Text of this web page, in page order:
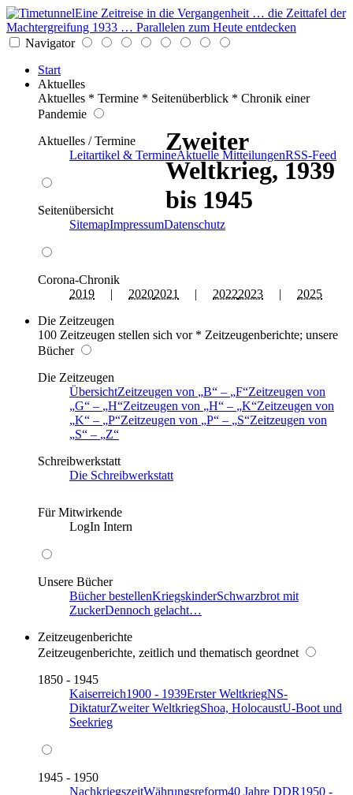
Eine Zeitreise in die Vergangenheit … die Zeittafel der
Machtergreifung 1933 … Parallelen zum Heute entdecken
Navigator
Start
Aktuelles
Aktuelles * Termine * Seitenüberblick * Chronik einer
Pandemie
Aktuelles / Termine
Leitartikel & TermineAktuelle MitteilungenRSS-Feed
Seitenübersicht
SitemapImpressumDatenschutz
Corona-Chronik
2019 | 20202021 | 20222023 | 2025
Die Zeitzeugen
100 Zeitzeugen stellen sich vor * Zeitzeugenberichte; unsere
Bücher
Die Zeitzeugen
ÜbersichtZeitzeugen von B – F Zeitzeugen von
G
– H Zeitzeugen von H – K Zeitzeugen von
K
– P Zeitzeugen von P – S Zeitzeugen von
S
–
Z
Schreibwerkstatt
Die Schreibwerkstatt
Für Mitwirkende
LogIn Intern
Unsere Bücher
Bücher bestellenKriegskinderSchwarzbrot mit
ZuckerDennoch gelacht…
Zeitzeugenberichte
Zeitzeugenberichte, zeitlich und thematisch geordnet
1850 - 1945
Kaiserreich1900 - 1939Erster WeltkriegNS-
DiktaturZweiter WeltkriegShoa, HolocaustU-Boot und
Seekrieg
1945 - 1950
NachkriegszeitWährungsreform40 Jahre DDR1950 -
Zweiter
Weltkrieg, 1939
bis 1945